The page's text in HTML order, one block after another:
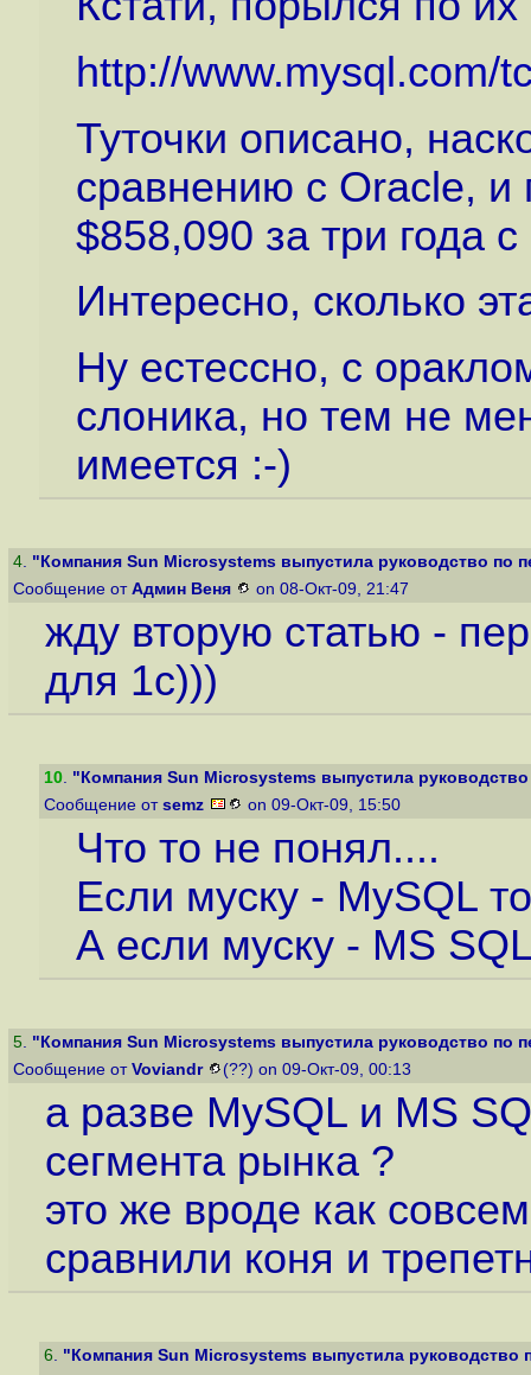
http://www.mysql.com/
Туточки описано,
сравнению с Oracle, и
$858,090 за три года
Интересно, сколько
Ну естессно, с
слоника, но тем не
имеется :-)
4. "Компания Sun Microsystems выпустила руководство по
Сообщение от Админ Веня on 08-Окт-09, 21:47
жду вторую статью -
для 1с)))
10. "Компания Sun Microsystems выпустила
Сообщение от semz on 09-Окт-09, 15:50
Что то не понял....
Если муску - MySQL
А если муску - MS
5. "Компания Sun Microsystems выпустила руководство по
Сообщение от Voviandr (??) on 09-Окт-09, 00:13
а разве MySQL и MS
сегмента рынка ?
это же вроде как
сравнили коня и
6. "Компания Sun Microsystems выпустила руководство